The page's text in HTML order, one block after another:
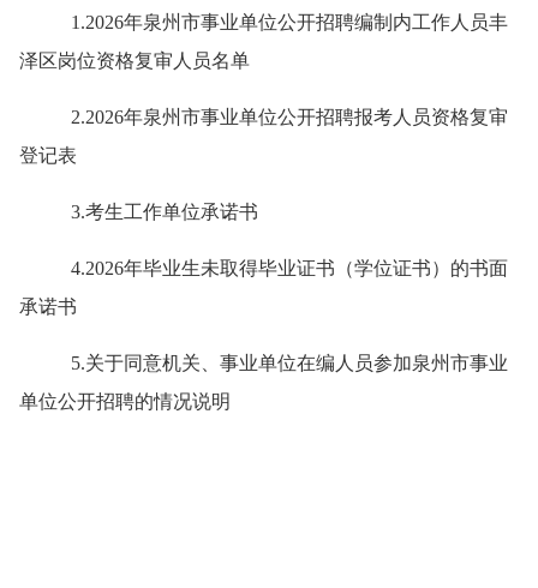
1.2026年泉州市事业单位公开招聘编制内工作人员丰
泽区岗位资格复审 人员名单
2.2026年泉州市事业单位公开招聘报考人员资格复审
登记表
3.考生工作单位承诺书
4.2026年毕业生未取得毕业证书（学位证书）的书面
承诺书
5.关于同意机关、事业单位在编人员参加泉州市事业
单位公开招聘的情况说明